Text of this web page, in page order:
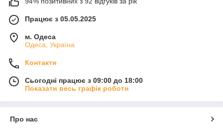
Працює з 05.05.2025
м. Одеса
Одеса, Україна
Контакти
Сьогодні працює з 09:00 до 18:00
Показати весь графік роботи
Про нас